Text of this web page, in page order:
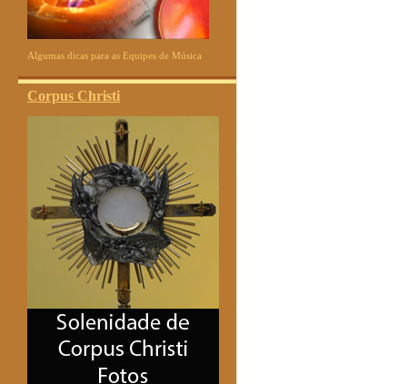
Algumas dicas para as Equipes de Música
Corpus Christi